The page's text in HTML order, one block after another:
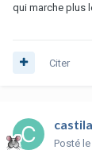
qui marche plus
Citer
castila
Posté